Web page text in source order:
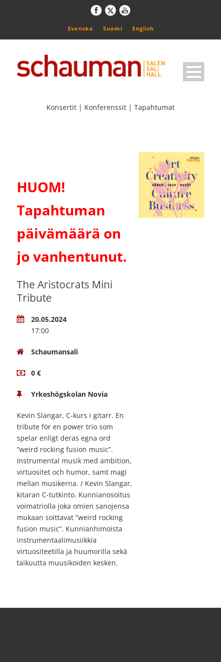
Svenska Suomi English
Konsertit | Konferenssit | Tapahtumat
HUOM!
Tapahtuman
päivämäärä on
jo vanhentunut.
The Aristocrats Mini
Tribute
20.05.2024
17:00
Schaumansali
0 €
Yrkeshögskolan Novia
Kevin Slangar, C-kurs i gitarr. En
tribute för en power trio som
spelar enligt deras egna ord
”weird rocking fusion music”.
Instrumental musik med ambition,
virtuositet och humor, samt magi
mellan musikerna. / Kevin Slangar,
kitaran C-tutkinto. Kunnianosoitus
voimatriolla joka omien sanojensa
mukaan soittavat ”weird rocking
fusion music”. Kunnianhimoista
instrumentaalimusiikkia
virtuositeetilla ja huumorilla sekä
taikuutta muusikoiden kesken.